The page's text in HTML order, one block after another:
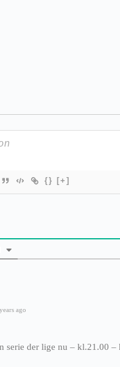
{} [+]
ago
serie der lige nu – kl.21.00 –